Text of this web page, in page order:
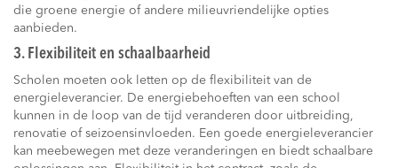
die groene energie of andere milieuvriendelijke opties
aanbieden.
3. Flexibiliteit en schaalbaarheid
Scholen moeten ook letten op de flexibiliteit van de
energieleverancier. De energiebehoeften van een school
kunnen in de loop van de tijd veranderen door uitbreiding,
renovatie of seizoensinvloeden. Een goede energieleverancier
kan meebewegen met deze veranderingen en biedt schaalbare